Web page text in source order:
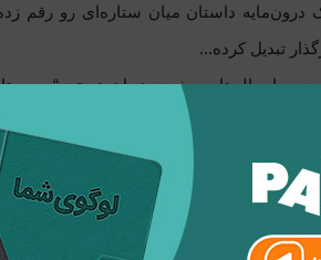
درون‌مایه داستان میان ستاره‌ای رو رقم
تبدیل کرده...
سیاه‌چاله‌ها و سفر در زمان هستید “بین